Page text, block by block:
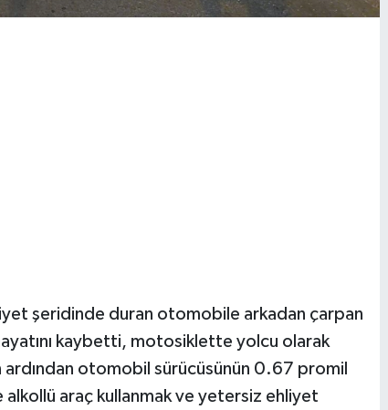
şeridinde duran otomobile arkadan çarpan
kaybetti, motosiklette yolcu olarak
ardından otomobil sürücüsünün 0.67 promil
araç kullanmak ve yetersiz ehliyet